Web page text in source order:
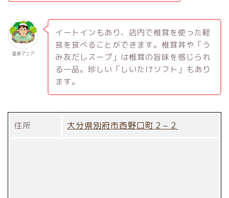
温泉マニア
イートインもあり、店内で椎茸を使った軽
食を食べることができます。椎茸丼や「う
み友だしスープ」は椎茸の旨味を感じられ
る一品。珍しい「しいたけソフト」もあり
ます。
住所 大分県別府市西野口町２−２